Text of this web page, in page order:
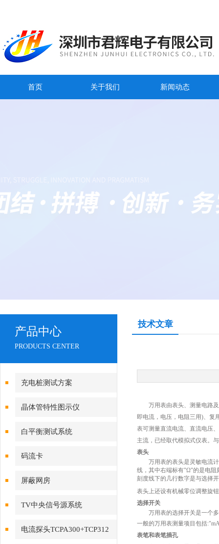
首页 关于我们 新闻动态
产品中心
PRODUCTS CENTER
充电桩测试方案
晶体管特性图示仪
白平衡测试系统
码流卡
DTA1107S（JH3200A）
屏蔽网房
TV中央信号源系统
电流探头TCPA300+TCP312
技术文章
万用表由表头、测量电路
即电流，电压，电阻三用)、复
表可测量直流电流、直流电压
主流，已经取代模拟式仪表。
表头
万用表的表头是灵敏电流
线，其中右端标有"Ω"的是电阻
刻度线下的几行数字是与选择
表头上还设有机械零位调整旋
选择开关
万用表的选择开关是一个
一般的万用表测量项目包括
表笔和表笔插孔